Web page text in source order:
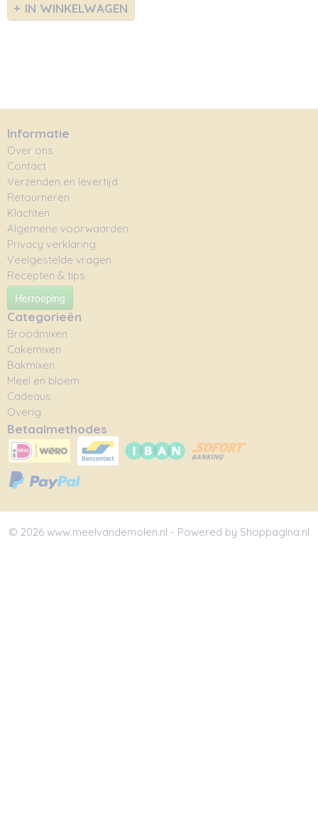
IN WINKELWAGEN
Informatie
Over ons
Contact
Verzenden en levertijd
Retourneren
Klachten
Algemene voorwaarden
Privacy verklaring
Veelgestelde vragen
Recepten & tips
Herroeping
Categorieën
Broodmixen
Cakemixen
Bakmixen
Meel en bloem
Cadeaus
Overig
Betaalmethodes
© 2026 www.meelvandemolen.nl - Powered by Shoppagina.nl